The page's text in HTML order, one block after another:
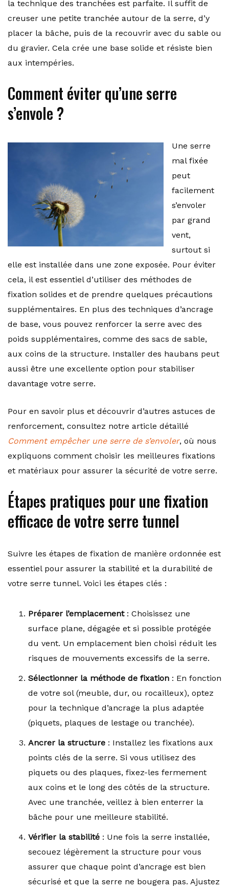
la technique des tranchées est parfaite. Il suffit de
creuser une petite tranchée autour de la serre, d’y
placer la bâche, puis de la recouvrir avec du sable ou
du gravier. Cela crée une base solide et résiste bien
aux intempéries.
Comment éviter qu’une serre
s’envole ?
Une serre
mal fixée
peut
facilement
s’envoler
par grand
vent,
surtout si
elle est installée dans une zone exposée. Pour éviter
cela, il est essentiel d’utiliser des méthodes de
fixation solides et de prendre quelques précautions
supplémentaires. En plus des techniques d’ancrage
de base, vous pouvez renforcer la serre avec des
poids supplémentaires, comme des sacs de sable,
aux coins de la structure. Installer des haubans peut
aussi être une excellente option pour stabiliser
davantage votre serre.
Pour en savoir plus et découvrir d’autres astuces de
renforcement, consultez notre article détaillé
Comment empêcher une serre de s’envoler, où nous
expliquons comment choisir les meilleures fixations
et matériaux pour assurer la sécurité de votre serre.
Étapes pratiques pour une fixation
efficace de votre serre tunnel
Suivre les étapes de fixation de manière ordonnée est
essentiel pour assurer la stabilité et la durabilité de
votre serre tunnel. Voici les étapes clés :
Préparer l’emplacement: Choisissez une
surface plane, dégagée et si possible protégée
du vent. Un emplacement bien choisi réduit les
risques de mouvements excessifs de la serre.
Sélectionner la méthode de fixation : En fonction
de votre sol (meuble, dur, ou rocailleux), optez
pour la technique d’ancrage la plus adaptée
(piquets, plaques de lestage ou tranchée).
Ancrer la structure : Installez les fixations aux
points clés de la serre. Si vous utilisez des
piquets ou des plaques, fixez-les fermement
aux coins et le long des côtés de la structure.
Avec une tranchée, veillez à bien enterrer la
bâche pour une meilleure stabilité.
Vérifier la stabilité : Une fois la serre installée,
secouez légèrement la structure pour vous
assurer que chaque point d’ancrage est bien
sécurisé et que la serre ne bougera pas. Ajustez